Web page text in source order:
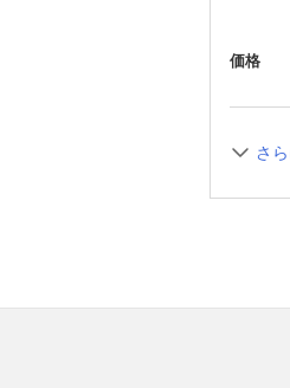
価格
さ